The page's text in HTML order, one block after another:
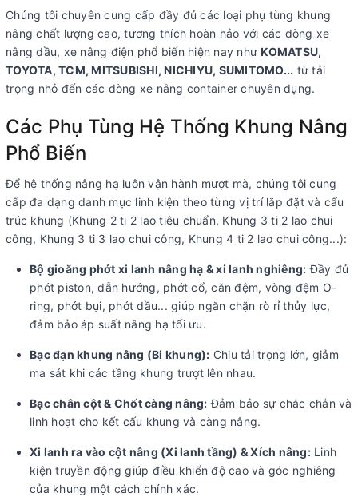
Chúng tôi chuyên cung cấp đầy đủ các loại phụ tùng khung
nâng chất lượng cao, tương thích hoàn hảo với các dòng xe
nâng dầu, xe nâng điện phổ biến hiện nay nhưKOMATSU,
TOYOTA, TCM, MITSUBISHI, NICHIYU, SUMITOMO... từ tải
trọng nhỏ đến các dòng xe nâng container chuyên dụng.
Các Phụ Tùng Hệ Thống Khung Nâng
Phổ Biến
Để hệ thống nâng hạ luôn vận hành mượt mà, chúng tôi cung
cấp đa dạng danh mục linh kiện theo từng vị trí lắp đặt và cấu
trúc khung (Khung 2 ti 2 lao tiêu chuẩn, Khung 3 ti 2 lao chui
công, Khung 3 ti 3 lao chui công, Khung 4 ti 2 lao chui công...):
Bộ gioăng phớt xi lanh nâng hạ & xi lanh nghiêng: Đầy đủ
phớt piston, dẫn hướng, phớt cổ, căn đệm, vòng đệm O-
ring, phớt bụi, phớt dầu... giúp ngăn chặn rò rỉ thủy lực,
đảm bảo áp suất nâng hạ tối ưu.
Bạc đạn khung nâng (Bi khung): Chịu tải trọng lớn, giảm
ma sát khi các tầng khung trượt lên nhau.
Bạc chân cột & Chốt càng nâng: Đảm bảo sự chắc chắn và
linh hoạt cho kết cấu khung và càng nâng.
Xi lanh ra vào cột nâng (Xi lanh tầng) & Xích nâng:Linh
kiện truyền động giúp điều khiển độ cao và góc nghiêng
của khung một cách chính xác.